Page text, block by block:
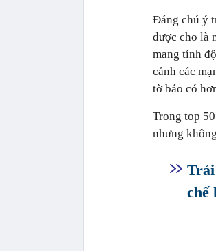
Đáng chú ý
được cho là
mang tính
cảnh các
tờ báo có
Trong top
nhưng
chế